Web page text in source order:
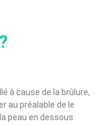
à cause de la brûlure,
au préalable de le
peau en dessous.